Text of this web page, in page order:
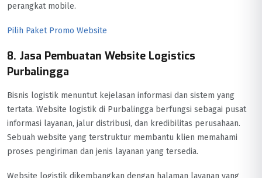
perangkat mobile.
Pilih Paket Promo Website
8. Jasa Pembuatan Website Logistics
Purbalingga
Bisnis logistik menuntut kejelasan informasi dan sistem yang
tertata. Website logistik di Purbalingga berfungsi sebagai pusat
informasi layanan, jalur distribusi, dan kredibilitas perusahaan.
Sebuah website yang terstruktur membantu klien memahami
proses pengiriman dan jenis layanan yang tersedia.
Website logistik dikembangkan dengan halaman layanan yang